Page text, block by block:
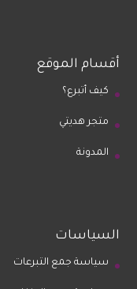
أقسام الموقع
كيف أتبرع؟
متجر هديتي
المدونة
السياسات
سياسة جمع التبرعات